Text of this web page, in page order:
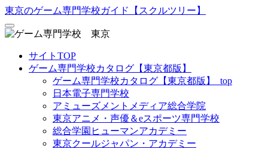
東京のゲーム専門学校ガイド【スクルツリー】
サイトTOP
ゲーム専門学校カタログ【東京都版】
ゲーム専門学校カタログ【東京都版】_top
日本電子専門学校
アミューズメントメディア総合学院
東京アニメ・声優＆eスポーツ専門学校
総合学園ヒューマンアカデミー
東京クールジャパン・アカデミー